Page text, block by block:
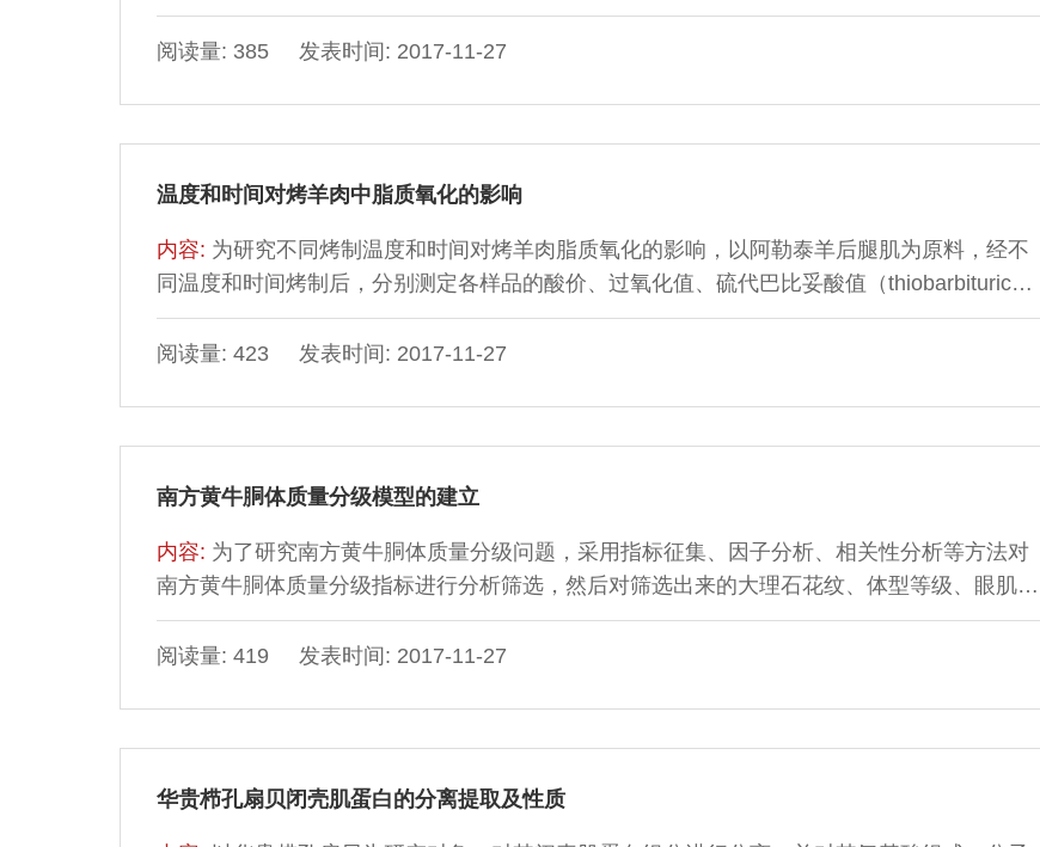
剂及其添加量进行三因素三水平的优化试验，最后利用扫描电镜，对未嫩化和复合嫩化剂嫩化
后的鱼肉微观结构进行观察。结果表明：CaCl21.2 g/kg、复合磷酸盐1.2 g/kg、木瓜蛋白酶
阅读量: 385 发表时间: 2017-11-27
温度和时间对烤羊肉中脂质氧化的影响
内容: 为研究不同烤制温度和时间对烤羊肉脂质氧化的影响，以阿勒泰羊后腿肌为原料，经不
同温度和时间烤制后，分别测定各样品的酸价、过氧化值、硫代巴比妥酸值（thiobarbituric
acid，TBA）及脂肪酸的组成。结果表明：随着温度升高，羊肉在烤制过程中酸价总体呈逐渐
上升趋势。过氧化值及烤制30、40 min条件下TBA值总体呈先下降后上升趋势，烤制20 min条
阅读量: 423 发表时间: 2017-11-27
南方黄牛胴体质量分级模型的建立
内容: 为了研究南方黄牛胴体质量分级问题，采用指标征集、因子分析、相关性分析等方法对
南方黄牛胴体质量分级指标进行分析筛选，然后对筛选出来的大理石花纹、体型等级、眼肌面
积等指标进行聚类分析，确定以大理石花纹（脂肪含量）作为胴体质量分级的指标。结果表
明：根据大理石花纹得出分级标准为：第1类：1.32%≤大理石花纹＜7.36%；第2类：7.36%≤
阅读量: 419 发表时间: 2017-11-27
华贵栉孔扇贝闭壳肌蛋白的分离提取及性质